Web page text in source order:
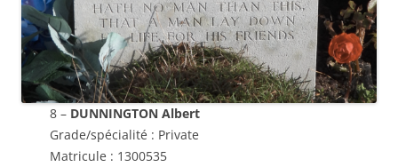
8 – DUNNINGTON Albert
Grade/spécialité : Private
Matricule : 1300535